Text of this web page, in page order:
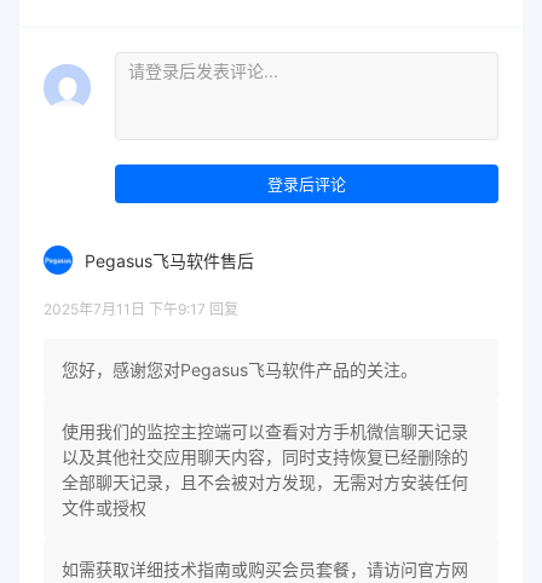
登录后评论
Pegasus飞马软件售后
2025年7月11日 下午9:17 回复
您好，感谢您对Pegasus飞马软件产品的关注。
使用我们的监控主控端可以查看对方手机微信聊天记录
以及其他社交应用聊天内容，同时支持恢复已经删除的
全部聊天记录，且不会被对方发现，无需对方安装任何
文件或授权
如需获取详细技术指南或购买会员套餐，请访问官方网